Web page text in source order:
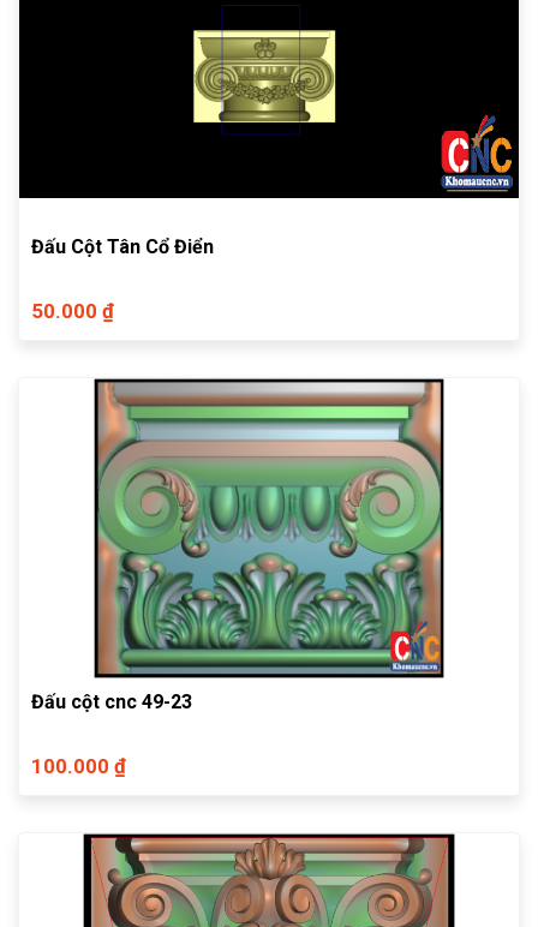
Đấu Cột Tân Cổ Điển
50.000 ₫
Đấu cột cnc 49-23
100.000 ₫